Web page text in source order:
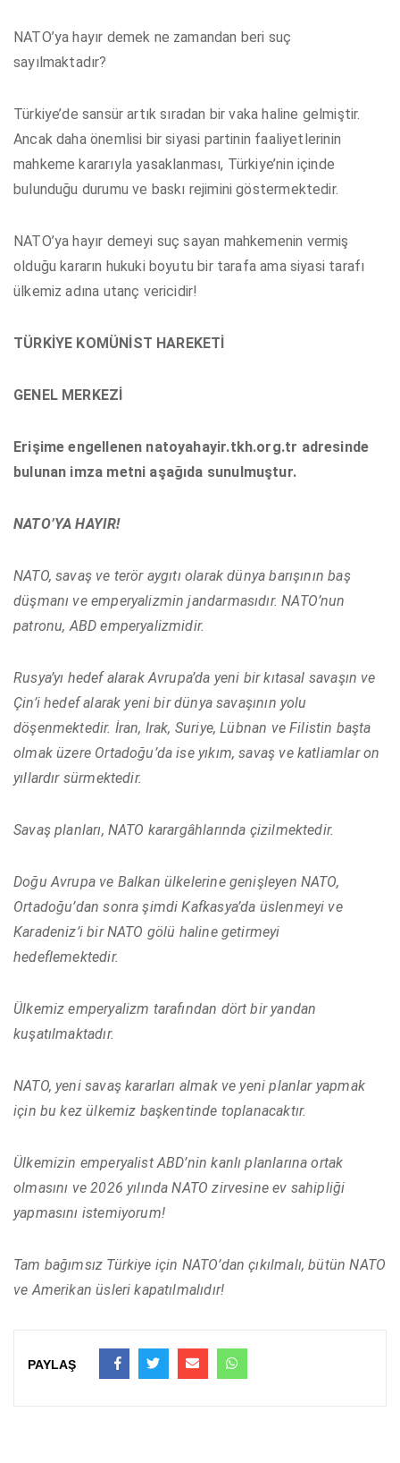
NATO’ya hayır demek ne zamandan beri suç
sayılmaktadır?
Türkiye’de sansür artık sıradan bir vaka haline gelmiştir.
Ancak daha önemlisi bir siyasi partinin faaliyetlerinin
mahkeme kararıyla yasaklanması, Türkiye’nin içinde
bulunduğu durumu ve baskı rejimini göstermektedir.
NATO’ya hayır demeyi suç sayan mahkemenin vermiş
olduğu kararın hukuki boyutu bir tarafa ama siyasi tarafı
ülkemiz adına utanç vericidir!
TÜRKİYE KOMÜNİST HAREKETİ
GENEL MERKEZİ
Erişime engellenen natoyahayir.tkh.org.tr adresinde
bulunan imza metni aşağıda sunulmuştur.
NATO’YA HAYIR!
NATO, savaş ve terör aygıtı olarak dünya barışının baş
düşmanı ve emperyalizmin jandarmasıdır. NATO’nun
patronu, ABD emperyalizmidir.
Rusya’yı hedef alarak Avrupa’da yeni bir kıtasal savaşın ve
Çin’i hedef alarak yeni bir dünya savaşının yolu
döşenmektedir. İran, Irak, Suriye, Lübnan ve Filistin başta
olmak üzere Ortadoğu’da ise yıkım, savaş ve katliamlar on
yıllardır sürmektedir.
Savaş planları, NATO karargâhlarında çizilmektedir.
Doğu Avrupa ve Balkan ülkelerine genişleyen NATO,
Ortadoğu’dan sonra şimdi Kafkasya’da üslenmeyi ve
Karadeniz’i bir NATO gölü haline getirmeyi
hedeflemektedir.
Ülkemiz emperyalizm tarafından dört bir yandan
kuşatılmaktadır.
NATO, yeni savaş kararları almak ve yeni planlar yapmak
için bu kez ülkemiz başkentinde toplanacaktır.
Ülkemizin emperyalist ABD’nin kanlı planlarına ortak
olmasını ve 2026 yılında NATO zirvesine ev sahipliği
yapmasını istemiyorum!
Tam bağımsız Türkiye için NATO’dan çıkılmalı, bütün NATO
ve Amerikan üsleri kapatılmalıdır!
PAYLAŞ